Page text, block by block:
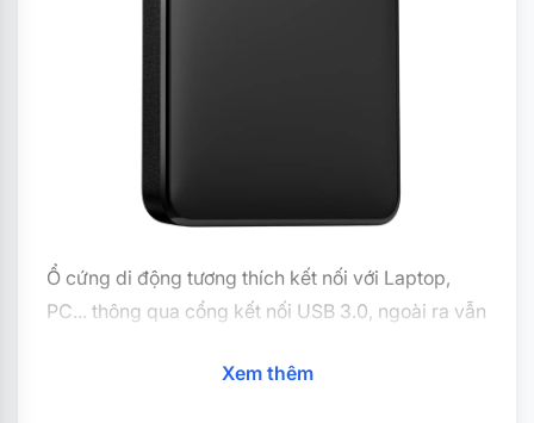
Ổ cứng di động tương thích kết nối với Laptop,
PC... thông qua cổng kết nối USB 3.0, ngoài ra vẫn
Xem thêm